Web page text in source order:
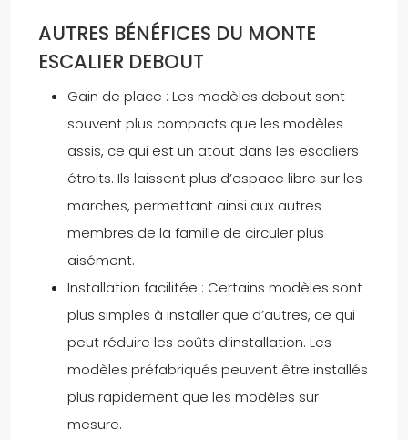
AUTRES BÉNÉFICES DU MONTE
ESCALIER DEBOUT
Gain de place : Les modèles debout sont
souvent plus compacts que les modèles
assis, ce qui est un atout dans les escaliers
étroits. Ils laissent plus d’espace libre sur les
marches, permettant ainsi aux autres
membres de la famille de circuler plus
aisément.
Installation facilitée : Certains modèles sont
plus simples à installer que d’autres, ce qui
peut réduire les coûts d’installation. Les
modèles préfabriqués peuvent être installés
plus rapidement que les modèles sur
mesure.